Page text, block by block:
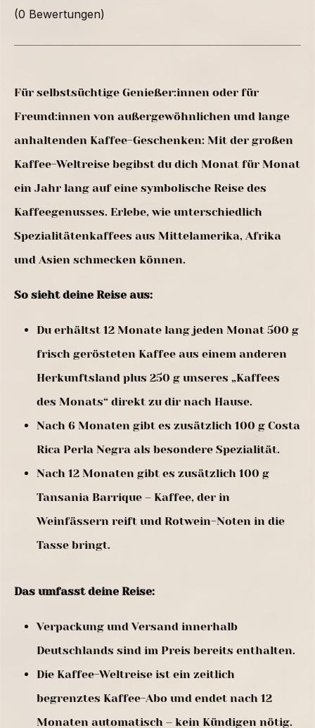
(0 Bewertungen)
Für selbstsüchtige Genießer:innen oder für
Freund:innen von außergewöhnlichen und lange
anhaltenden Kaffee-Geschenken: Mit der großen
Kaffee-Weltreise begibst du dich Monat für Monat
ein Jahr lang auf eine symbolische Reise des
Kaffeegenusses. Erlebe, wie unterschiedlich
Spezialitätenkaffees aus Mittelamerika, Afrika
und Asien schmecken können.
So sieht deine Reise aus:
Du erhältst 12 Monate lang jeden Monat 500 g
frisch gerösteten Kaffee aus einem anderen
Herkunftsland plus 250 g unseres „Kaffees
des Monats“ direkt zu dir nach Hause.
Nach 6 Monaten gibt es zusätzlich 100 g Costa
Rica Perla Negra als besondere Spezialität.
Nach 12 Monaten gibt es zusätzlich 100 g
Tansania Barrique – Kaffee, der in
Weinfässern reift und Rotwein-Noten in die
Tasse bringt.
Das umfasst deine Reise:
Verpackung und Versand innerhalb
Deutschlands sind im Preis bereits enthalten.
Die Kaffee-Weltreise ist ein zeitlich
begrenztes Kaffee-Abo und endet nach 12
Monaten automatisch – kein Kündigen nötig.